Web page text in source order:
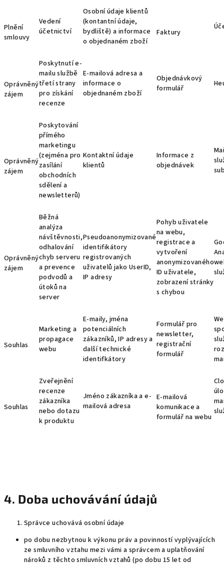
Plnění
smlouvy
Vedení
účetnictví
Osobní údaje klientů
(kontantní údaje,
bydliště) a informace
o objednaném zboží
Faktury
Oprávněný
zájem
Poskytnutí e-
mailu službě
třetí strany
pro získání
recenze
E-mailová adresa a
informace o
objednaném zboží
Objednávkový
formulář
Oprávněný
zájem
Poskytování
přímého
marketingu
(zejména pro
zasílání
obchodních
sdělení a
newsletterů)
Kontaktní údaje
klientů
Informace z
objednávek
Oprávněný
zájem
Běžná
analýza
návštěvnosti,
odhalování
chyb serveru
a prevence
podvodů a
útoků na
server
Pseudoanonymizované
identifikátory
registrovaných
uživatelů jako UserID,
IP adresy
Pohyb uživatele
na webu,
registrace a
vytvoření
anonymizovaného
ID uživatele,
zobrazení stránky
s chybou
Souhlas
Marketing a
propagace
webu
E-maily, jména
potenciálních
zákazníků, IP adresy a
další technické
identifkátory
Formulář pro
newsletter,
registrační
formulář
Souhlas
Zveřejnění
recenze
zákazníka
nebo dotazu
k produktu
Jméno zákazníka a e-
mailová adresa
E-mailová
komunikace a
formulář na webu
4. Doba uchovávání údajů
Správce uchovává osobní údaje
po dobu nezbytnou k výkonu práv a povinností vyplývajících
ze smluvního vztahu mezi vámi a správcem a uplatňování
nároků z těchto smluvních vztahů (po dobu 15 let od